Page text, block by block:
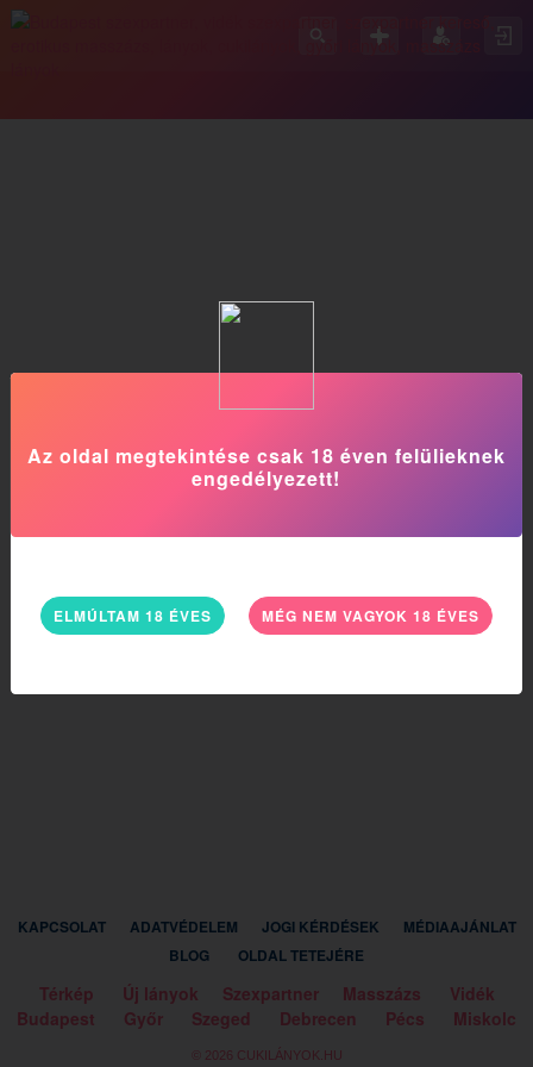
KAPCSOLAT ADATVÉDELEM JOGI KÉRDÉSEK
MÉDIAAJÁNLAT
BLOG
OLDAL TETEJÉRE
Térkép Új lányok Szexpartner Masszázs
Vidék
Budapest
Győr Szeged Debrecen Pécs Miskolc
© 2026 CUKILÁNYOK.HU
Az oldal megtekintése csak 18 éven felülieknek
engedélyezett!
ELMÚLTAM 18 ÉVES MÉG NEM VAGYOK 18 ÉVES